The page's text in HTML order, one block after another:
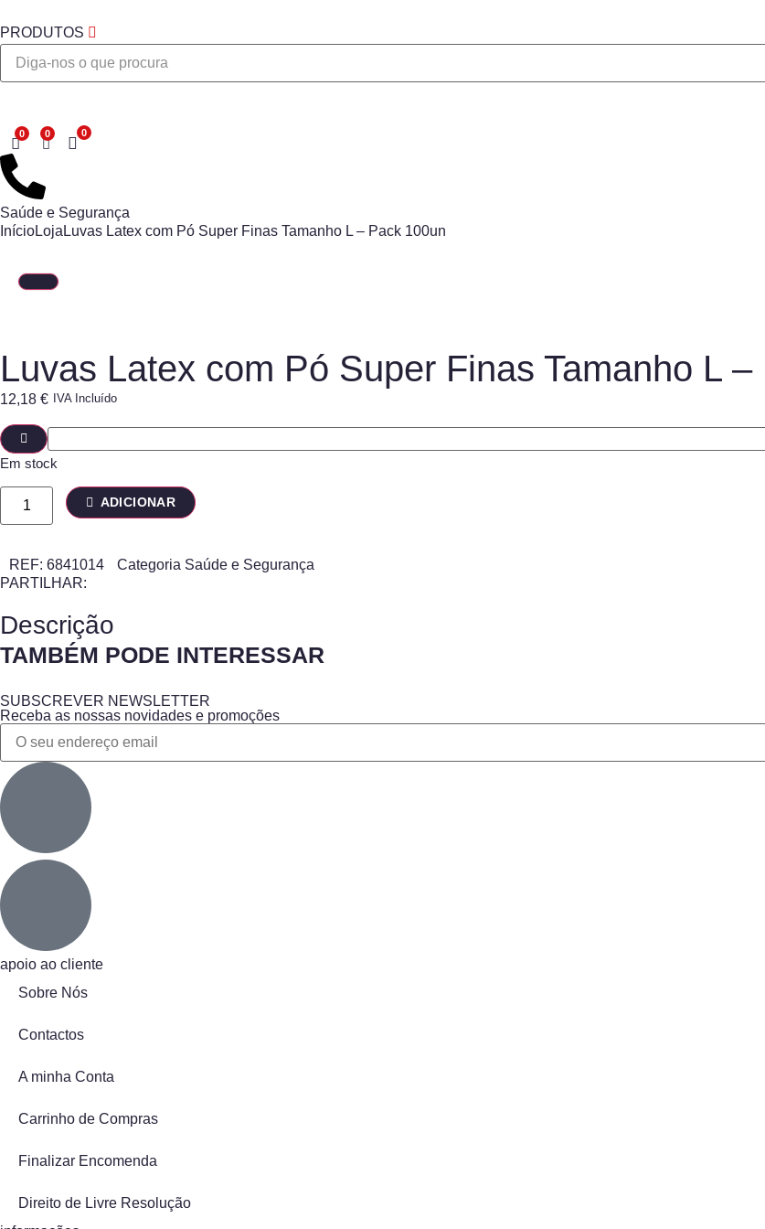
PRODUTOS
Desejo
Saúde e Segurança
InícioLoja Luvas Latex com Pó Super Finas Tamanho L – Pack 100un
Luvas Latex com Pó Super Finas Tamanho L –
12,18 € IVA Incluído
Em stock
ADICIONAR
REF: 6841014 Categoria Saúde e Segurança
PARTILHAR:
Descrição
TAMBÉM PODE INTERESSAR
SUBSCREVER NEWSLETTER
Receba as nossas novidades e promoções
apoio ao cliente
Sobre Nós
Contactos
A minha Conta
Carrinho de Compras
Finalizar Encomenda
Direito de Livre Resolução